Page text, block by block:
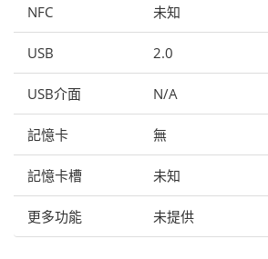
NFC 未知
USB 2.0
USB介面 N/A
記憶卡 無
記憶卡槽 未知
更多功能 未提供